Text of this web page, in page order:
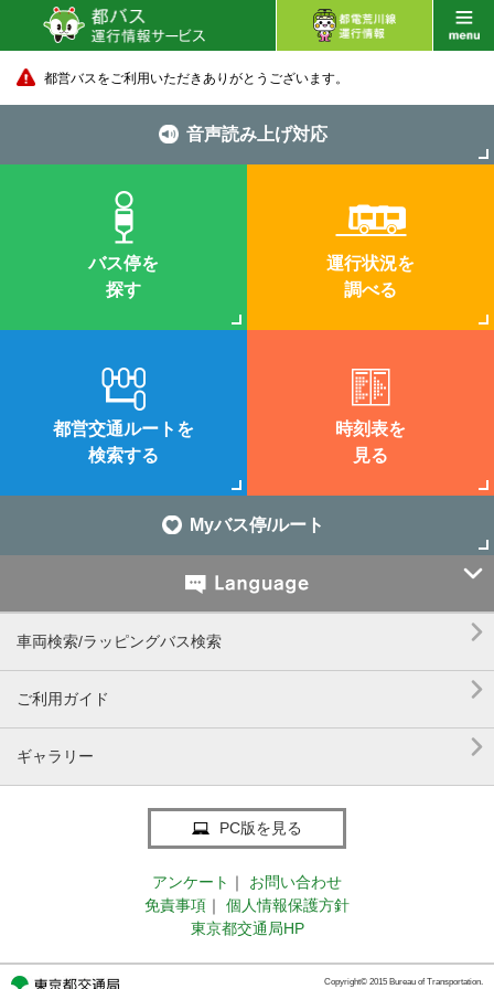
都営バスをご利用いただきありがとうございます。
音声読み上げ対応
バス停を
探す
運行状況を
調べる
都営交通ルートを
検索する
時刻表を
見る
Myバス停/ルート

車両検索/ラッピングバス検索 
ご利用ガイド 
ギャラリー 
PC版を見る
アンケート ｜
お問い合わせ
免責事項 ｜
個人情報保護方針
東京都交通局HP
Copyright© 2015 Bureau of Transportation.